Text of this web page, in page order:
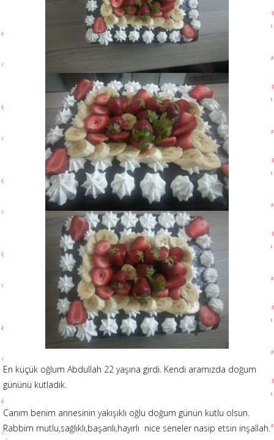
En küçük oğlum Abdullah 22 yaşına girdi. Kendi aramızda doğum
gününü kutladık.
Canım benim annesinin yakışıklı oğlu doğum günün kutlu olsun.
Rabbim mutlu,sağlıklı,başarılı,hayırlı nice seneler nasip etsin inşallah.